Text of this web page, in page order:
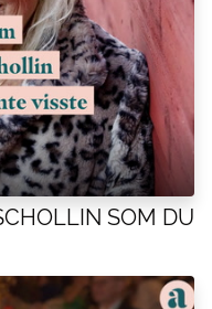
SOM DU